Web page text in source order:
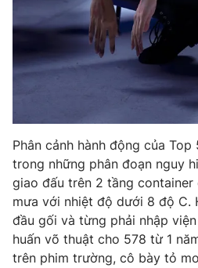
Thị trường 24h
VTV4
Liên hệ tòa soạn
THỜI BÁO VTV
Phân cảnh hành động của
trong những phân đoạn nguy
giao đấu trên 2 tầng container
mưa với nhiệt độ dưới 8 độ C.
đầu gối và từng phải nhập
huấn võ thuật cho 578 từ 1
trên phim trường, cô bày tỏ